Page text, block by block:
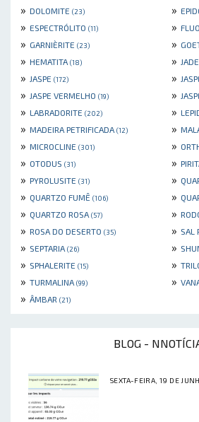
» DOLOMITE (23) »
» ESPECTRÓLITO (11) »
» GARNIÈRITE (23) »
» HEMATITA (18) » JADE
» JASPE (172) »
» JASPE VERMELHO (19) »
» LABRADORITE (202) »
» MADEIRA PETRIFICADA (12) »
» MICROCLINE (301) »
» OTODUS (31) »
» PYROLUSITE (31) »
» QUARTZO FUMÊ (106) »
» QUARTZO ROSA (57) »
» ROSA DO DESERTO (35) » SAL
» SEPTARIA (26) »
» SPHALERITE (15) »
» TURMALINA (99) »
» ÂMBAR (21)
BLOG -
SEXTA-FEIRA, 19 DE